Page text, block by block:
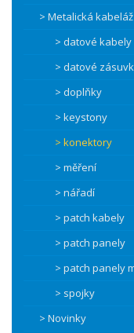
> Metalická kabeláž
> datové kabely
> datové
> doplňky
> keystony
> konektory
> měření
> nářadí
> patch kabely
> patch panely
> patch panely
> spojky
> Novinky